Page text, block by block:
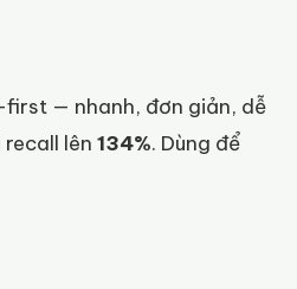
first — nhanh, đơn giản, dễ
lên 134%. Dùng để